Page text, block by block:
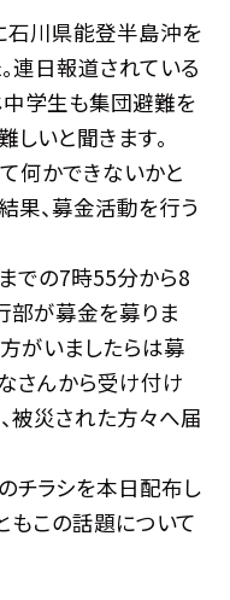
川県能登半島沖を
連日報道されている
中学生も集団避難を
しいと聞きます。
何かできないかと
果、募金活動を行う
での7時55分から8
部が募金を募りま
方がいましたらは募
さんから受け付け
被災された方々へ届
チラシを本日配布し
もこの話題について